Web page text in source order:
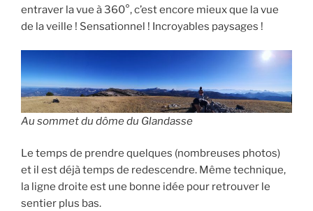
entraver la vue à 360°, c’est encore mieux que la vue
de la veille ! Sensationnel ! Incroyables paysages !
Au sommet du dôme du Glandasse
Le temps de prendre quelques (nombreuses photos)
et il est déjà temps de redescendre. Même technique,
la ligne droite est une bonne idée pour retrouver le
sentier plus bas.